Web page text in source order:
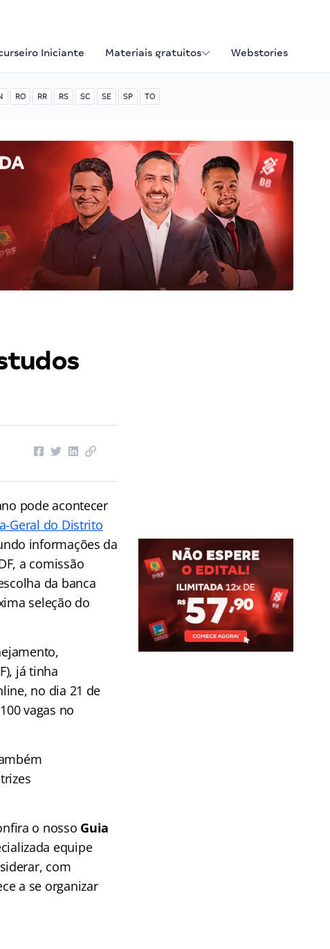
Iniciante Materiais gratuitos Webstories
RO RR RS SC SE SP TO
pode acontecer
Geral do Distrito
informações da
a comissão
da banca
seleção do
já tinha
no dia 21 de
vagas no
o nosso Guia
equipe
com
a se organizar